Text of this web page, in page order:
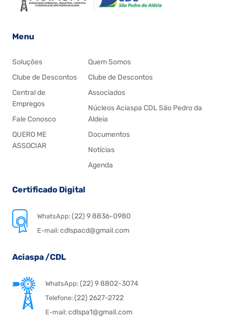
Menu
Soluções
Clube de Descontos
Central de
Empregos
Fale Conosco
QUERO ME
ASSOCIAR
Quem Somos
Clube de Descontos
Associados
Núcleos Aciaspa CDL São Pedro da
Aldeia
Documentos
Notícias
Agenda
Certificado Digital
WhatsApp:(22) 9 8836-0980
E-mail: cdlspacd@gmail.com
Aciaspa /CDL
WhatsApp:(22) 9 8802-3074
Telefone:(22) 2627-2722
E-mail:cdlspa1@gmail.com